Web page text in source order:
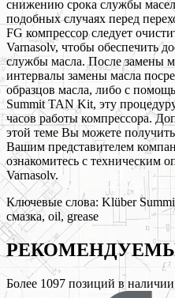
снижению срока службы
подобных случаях перед
FG компрессор следует
Varnasolv, чтобы обеспечить
службы масла. После замены
интервалы замены масла
образцов масла, либо с
Summit TAN Kit, эту
часов работы компрессора.
этой теме Вы можете
Вашим представителем
ознакомитесь с техническим
Varnasolv.
Ключевые слова: Klüber
смазка, oil, grease
Более 1097 позиций в наличии